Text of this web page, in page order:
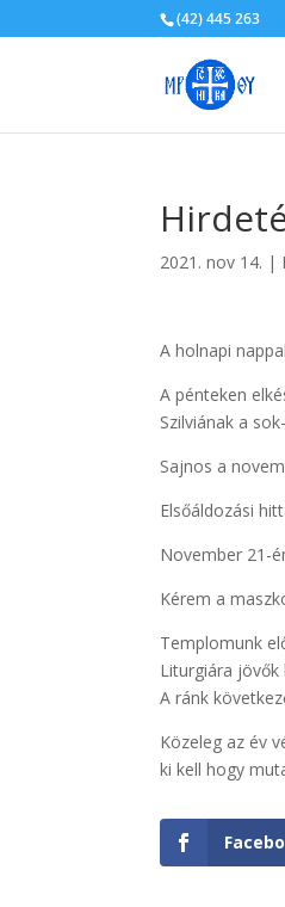
(42) 445 263
2021. nov 14. |
A holnapi
A pénteken
Szilviának a
Sajnos a
Elsőáldozási
November 21-
Kérem a
Templomunk
Liturgiára
A ránk
Közeleg az év
ki kell hogy